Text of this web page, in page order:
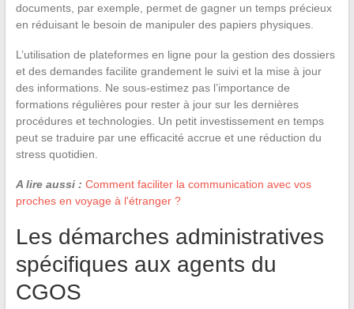
documents, par exemple, permet de gagner un temps précieux
en réduisant le besoin de manipuler des papiers physiques.
L’utilisation de plateformes en ligne pour la gestion des dossiers
et des demandes facilite grandement le suivi et la mise à jour
des informations. Ne sous-estimez pas l’importance de
formations régulières pour rester à jour sur les dernières
procédures et technologies. Un petit investissement en temps
peut se traduire par une efficacité accrue et une réduction du
stress quotidien.
A lire aussi : Comment faciliter la communication avec vos
proches en voyage à l'étranger ?
Les démarches administratives
spécifiques aux agents du
CGOS